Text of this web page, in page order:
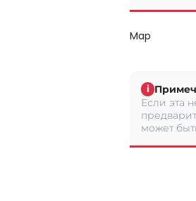
Map
i
Если эта
может